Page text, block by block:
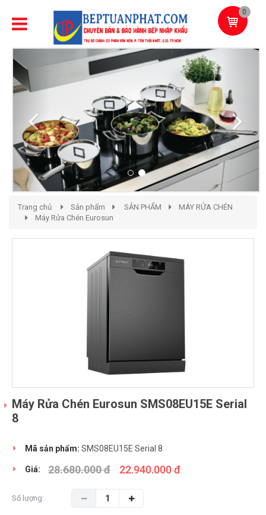
0
Previous
Trang chủ Sản phẩm SẢN PHẨM
MÁY RỬA CHÉN
Máy Rửa Chén Eurosun
Máy Rửa Chén Eurosun SMS08EU15E Serial
8
Mã sản phẩm: SMS08EU15E Serial 8
Giá: 28.680.000 đ 22.940.000 đ
Số lượng: